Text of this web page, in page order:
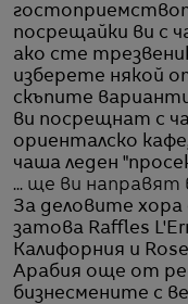
посрещайки ви с
ако сте
изберете някой
скъпите
ви посрещнат с
ориенталско
чаша леден
... ще ви направят
За деловите хора
затова Raffles
Калифорния и
Арабия още от
бизнесмените с